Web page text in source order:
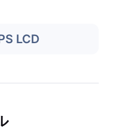
LCD